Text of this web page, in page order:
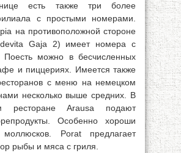
есть также три более
с простыми номерами.
на противоположной стороне
Gaja 2) имеет номера с
Поесть можно в бесчисленных
и пиццериях. Имеется также
с меню на немецком
несколько выше средних. В
ресторане Arausa подают
Особенно хороши
Porat предлагает
рыбы и мяса с гриля.